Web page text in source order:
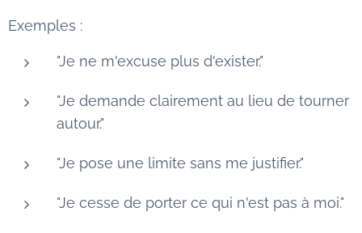
Exemples :
"Je ne m'excuse plus d'exister."
"Je demande clairement au lieu de tourner
autour."
"Je pose une limite sans me justifier."
"Je cesse de porter ce qui n'est pas à moi."